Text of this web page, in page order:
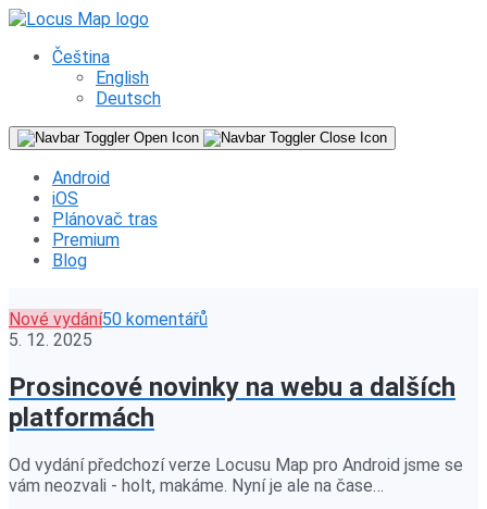
Čeština
English
Deutsch
Android
iOS
Plánovač tras
Premium
Blog
Nové vydání50 komentářů
5. 12. 2025
Prosincové novinky na webu a dalších
platformách
Od vydání předchozí verze Locusu Map pro Android jsme se
vám neozvali - holt, makáme. Nyní je ale na čase…